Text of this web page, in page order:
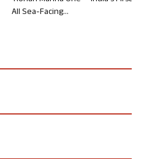
All Sea-Facing...